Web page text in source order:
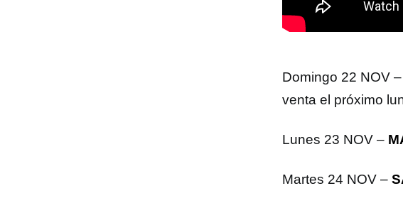
Domingo 22 NOV –
venta el próximo
Lunes 23 NOV –
Martes 24 NOV –